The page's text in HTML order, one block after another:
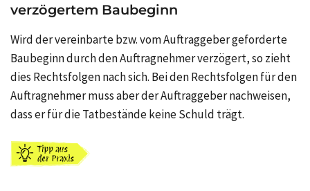
verzögertem Baubeginn
Wird der vereinbarte bzw. vom Auftraggeber geforderte
Baubeginn durch den Auftragnehmer verzögert, so zieht
dies Rechtsfolgen nach sich. Bei den Rechtsfolgen für den
Auftragnehmer muss aber der Auftraggeber nachweisen,
dass er für die Tatbestände keine Schuld trägt.